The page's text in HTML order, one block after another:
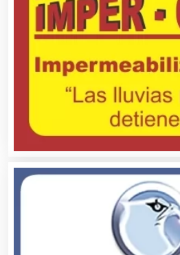
Bebidas
Belleza
Bordados y Estampados
Boutiques